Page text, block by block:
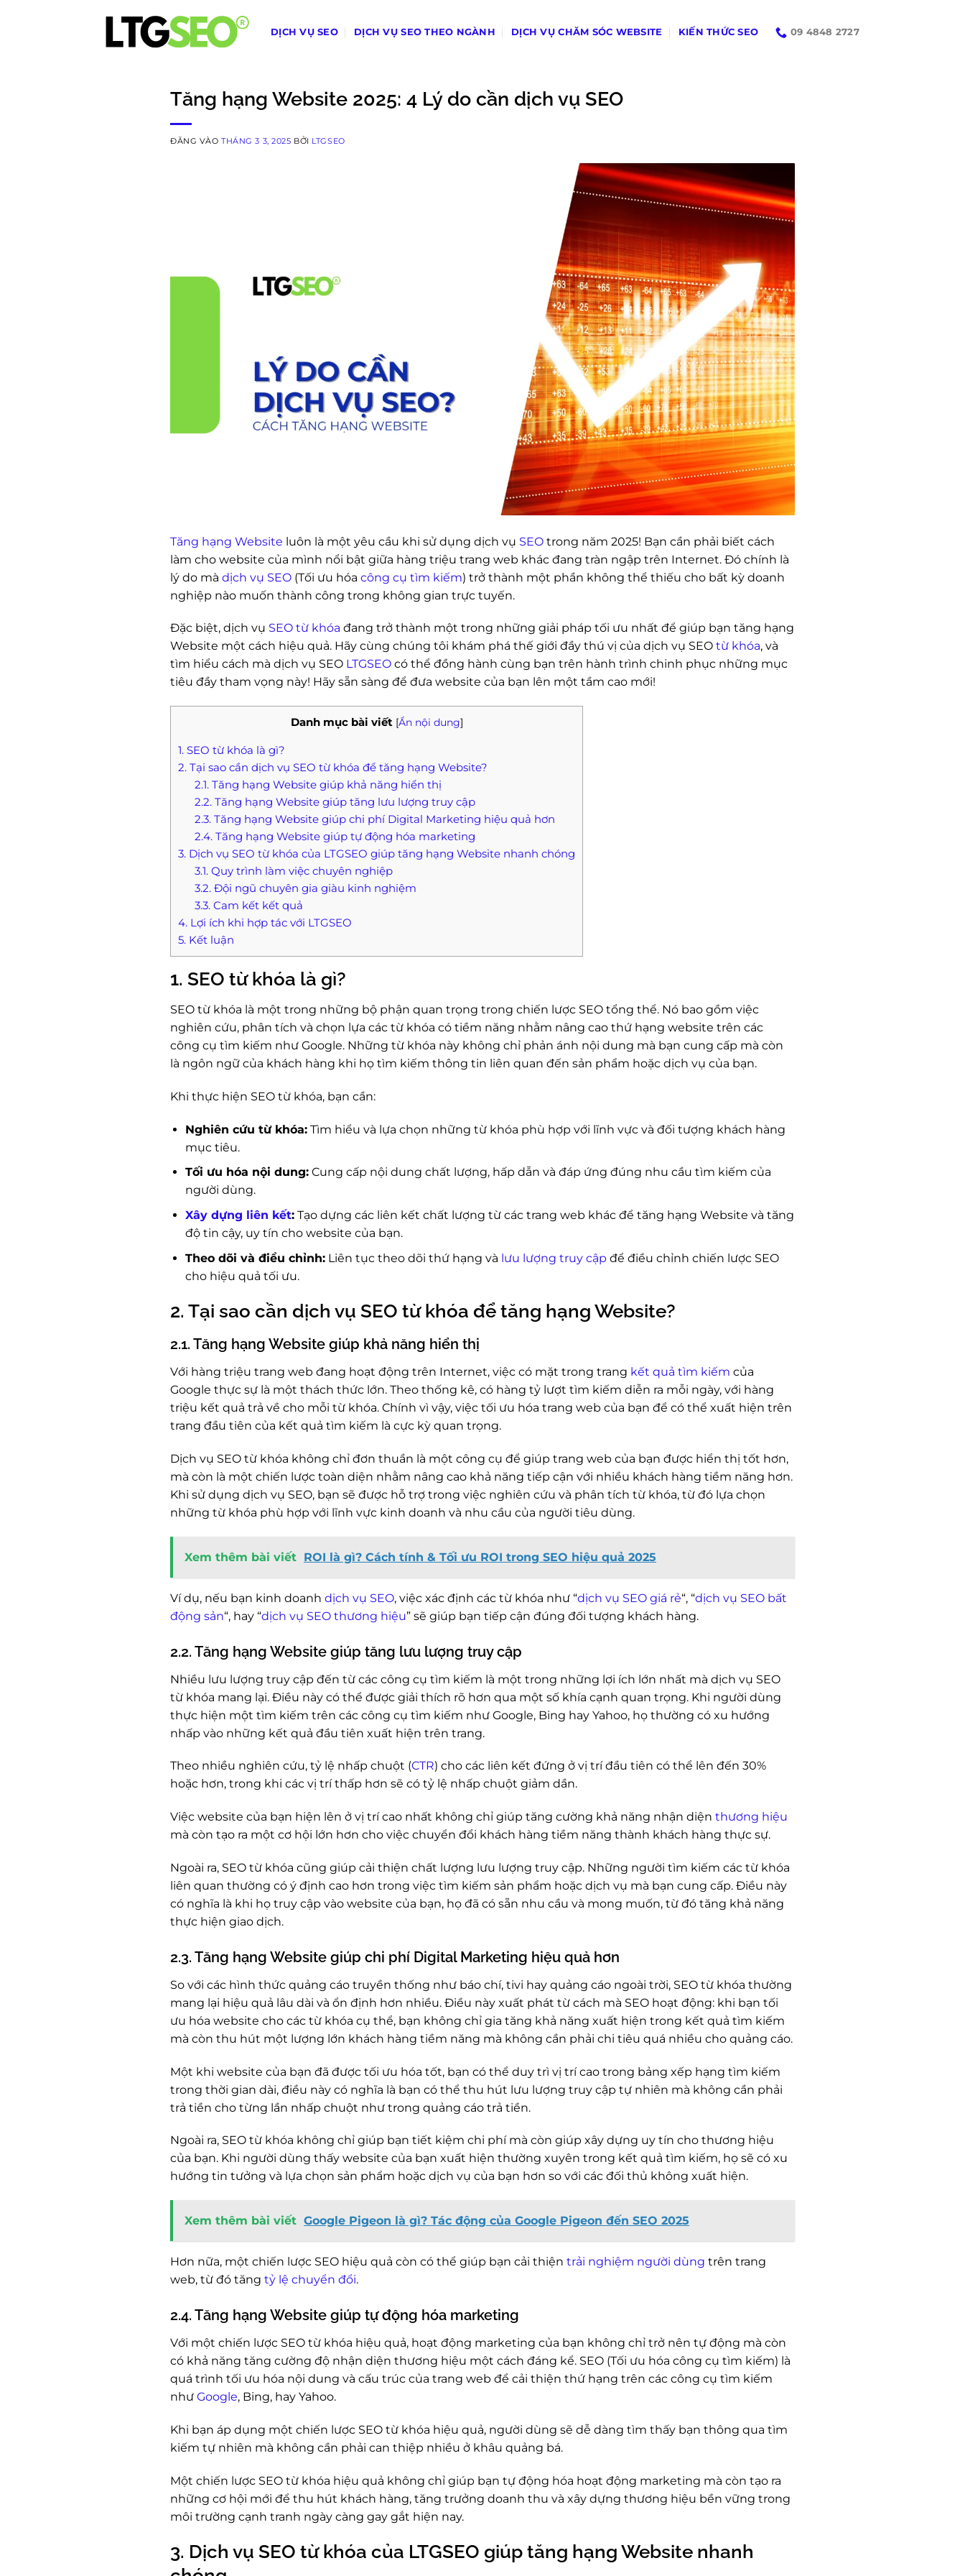
DỊCH VỤ SEO DỊCH VỤ SEO THEO NGÀNH DỊCH VỤ CHĂM SÓC WEBSITE KIẾN THỨC SEO 09 4848 2727
Tăng hạng Website 2025: 4 Lý do cần dịch vụ SEO
ĐĂNG VÀOTHÁNG 3 3, 2025 BỞI LTGSEO
Tăng hạng Website luôn là một yêu cầu khi sử dụng dịch vụ SEO trong năm 2025! Bạn cần phải biết cách
làm cho website của mình nổi bật giữa hàng triệu trang web khác đang tràn ngập trên Internet. Đó chính là
lý do mà dịch vụ SEO (Tối ưu hóa công cụ tìm kiếm) trở thành một phần không thể thiếu cho bất kỳ doanh
nghiệp nào muốn thành công trong không gian trực tuyến.
Đặc biệt, dịch vụ SEO từ khóa đang trở thành một trong những giải pháp tối ưu nhất để giúp bạn tăng hạng
Website một cách hiệu quả. Hãy cùng chúng tôi khám phá thế giới đầy thú vị của dịch vụ SEO từ khóa, và
tìm hiểu cách mà dịch vụ SEO LTGSEO có thể đồng hành cùng bạn trên hành trình chinh phục những mục
tiêu đầy tham vọng này! Hãy sẵn sàng để đưa website của bạn lên một tầm cao mới!
Danh mục bài viết [Ẩn nội dung]
1. SEO từ khóa là gì?
2. Tại sao cần dịch vụ SEO từ khóa để tăng hạng Website?
2.1. Tăng hạng Website giúp khả năng hiển thị
2.2. Tăng hạng Website giúp tăng lưu lượng truy cập
2.3. Tăng hạng Website giúp chi phí Digital Marketing hiệu quả hơn
2.4. Tăng hạng Website giúp tự động hóa marketing
3. Dịch vụ SEO từ khóa của LTGSEO giúp tăng hạng Website nhanh chóng
3.1. Quy trình làm việc chuyên nghiệp
3.2. Đội ngũ chuyên gia giàu kinh nghiệm
3.3. Cam kết kết quả
4. Lợi ích khi hợp tác với LTGSEO
5. Kết luận
1. SEO từ khóa là gì?
SEO từ khóa là một trong những bộ phận quan trọng trong chiến lược SEO tổng thể. Nó bao gồm việc
nghiên cứu, phân tích và chọn lựa các từ khóa có tiềm năng nhằm nâng cao thứ hạng website trên các
công cụ tìm kiếm như Google. Những từ khóa này không chỉ phản ánh nội dung mà bạn cung cấp mà còn
là ngôn ngữ của khách hàng khi họ tìm kiếm thông tin liên quan đến sản phẩm hoặc dịch vụ của bạn.
Khi thực hiện SEO từ khóa, bạn cần:
Nghiên cứu từ khóa:Tìm hiểu và lựa chọn những từ khóa phù hợp với lĩnh vực và đối tượng khách hàng
mục tiêu.
Tối ưu hóa nội dung:Cung cấp nội dung chất lượng, hấp dẫn và đáp ứng đúng nhu cầu tìm kiếm của
người dùng.
Xây dựng liên kết:Tạo dựng các liên kết chất lượng từ các trang web khác để tăng hạng Website và tăng
độ tin cậy, uy tín cho website của bạn.
Theo dõi và điều chỉnh:Liên tục theo dõi thứ hạng và lưu lượng truy cập để điều chỉnh chiến lược SEO
cho hiệu quả tối ưu.
2. Tại sao cần dịch vụ SEO từ khóa để tăng hạng Website?
2.1. Tăng hạng Website giúp khả năng hiển thị
Với hàng triệu trang web đang hoạt động trên Internet, việc có mặt trong trang kết quả tìm kiếm của
Google thực sự là một thách thức lớn. Theo thống kê, có hàng tỷ lượt tìm kiếm diễn ra mỗi ngày, với hàng
triệu kết quả trả về cho mỗi từ khóa. Chính vì vậy, việc tối ưu hóa trang web của bạn để có thể xuất hiện trên
trang đầu tiên của kết quả tìm kiếm là cực kỳ quan trọng.
Dịch vụ SEO từ khóa không chỉ đơn thuần là một công cụ để giúp trang web của bạn được hiển thị tốt hơn,
mà còn là một chiến lược toàn diện nhằm nâng cao khả năng tiếp cận với nhiều khách hàng tiềm năng hơn.
Khi sử dụng dịch vụ SEO, bạn sẽ được hỗ trợ trong việc nghiên cứu và phân tích từ khóa, từ đó lựa chọn
những từ khóa phù hợp với lĩnh vực kinh doanh và nhu cầu của người tiêu dùng.
Xem thêm bài viết ROI là gì? Cách tính & Tối ưu ROI trong SEO hiệu quả 2025
Ví dụ, nếu bạn kinh doanh dịch vụ SEO, việc xác định các từ khóa như “dịch vụ SEO giá rẻ“, “dịch vụ SEO bất
động sản“, hay “dịch vụ SEO thương hiệu” sẽ giúp bạn tiếp cận đúng đối tượng khách hàng.
2.2. Tăng hạng Website giúp tăng lưu lượng truy cập
Nhiều lưu lượng truy cập đến từ các công cụ tìm kiếm là một trong những lợi ích lớn nhất mà dịch vụ SEO
từ khóa mang lại. Điều này có thể được giải thích rõ hơn qua một số khía cạnh quan trọng. Khi người dùng
thực hiện một tìm kiếm trên các công cụ tìm kiếm như Google, Bing hay Yahoo, họ thường có xu hướng
nhấp vào những kết quả đầu tiên xuất hiện trên trang.
Theo nhiều nghiên cứu, tỷ lệ nhấp chuột (CTR) cho các liên kết đứng ở vị trí đầu tiên có thể lên đến 30%
hoặc hơn, trong khi các vị trí thấp hơn sẽ có tỷ lệ nhấp chuột giảm dần.
Việc website của bạn hiện lên ở vị trí cao nhất không chỉ giúp tăng cường khả năng nhận diện thương hiệu
mà còn tạo ra một cơ hội lớn hơn cho việc chuyển đổi khách hàng tiềm năng thành khách hàng thực sự.
Ngoài ra, SEO từ khóa cũng giúp cải thiện chất lượng lưu lượng truy cập. Những người tìm kiếm các từ khóa
liên quan thường có ý định cao hơn trong việc tìm kiếm sản phẩm hoặc dịch vụ mà bạn cung cấp. Điều này
có nghĩa là khi họ truy cập vào website của bạn, họ đã có sẵn nhu cầu và mong muốn, từ đó tăng khả năng
thực hiện giao dịch.
2.3. Tăng hạng Website giúp chi phí Digital Marketing hiệu quả hơn
So với các hình thức quảng cáo truyền thống như báo chí, tivi hay quảng cáo ngoài trời, SEO từ khóa thường
mang lại hiệu quả lâu dài và ổn định hơn nhiều. Điều này xuất phát từ cách mà SEO hoạt động: khi bạn tối
ưu hóa website cho các từ khóa cụ thể, bạn không chỉ gia tăng khả năng xuất hiện trong kết quả tìm kiếm
mà còn thu hút một lượng lớn khách hàng tiềm năng mà không cần phải chi tiêu quá nhiều cho quảng cáo.
Một khi website của bạn đã được tối ưu hóa tốt, bạn có thể duy trì vị trí cao trong bảng xếp hạng tìm kiếm
trong thời gian dài, điều này có nghĩa là bạn có thể thu hút lưu lượng truy cập tự nhiên mà không cần phải
trả tiền cho từng lần nhấp chuột như trong quảng cáo trả tiền.
Ngoài ra, SEO từ khóa không chỉ giúp bạn tiết kiệm chi phí mà còn giúp xây dựng uy tín cho thương hiệu
của bạn. Khi người dùng thấy website của bạn xuất hiện thường xuyên trong kết quả tìm kiếm, họ sẽ có xu
hướng tin tưởng và lựa chọn sản phẩm hoặc dịch vụ của bạn hơn so với các đối thủ không xuất hiện.
Xem thêm bài viết Google Pigeon là gì? Tác động của Google Pigeon đến SEO 2025
Hơn nữa, một chiến lược SEO hiệu quả còn có thể giúp bạn cải thiện trải nghiệm người dùng trên trang
web, từ đó tăng tỷ lệ chuyển đổi.
2.4. Tăng hạng Website giúp tự động hóa marketing
Với một chiến lược SEO từ khóa hiệu quả, hoạt động marketing của bạn không chỉ trở nên tự động mà còn
có khả năng tăng cường độ nhận diện thương hiệu một cách đáng kể. SEO (Tối ưu hóa công cụ tìm kiếm) là
quá trình tối ưu hóa nội dung và cấu trúc của trang web để cải thiện thứ hạng trên các công cụ tìm kiếm
như Google, Bing, hay Yahoo.
Khi bạn áp dụng một chiến lược SEO từ khóa hiệu quả, người dùng sẽ dễ dàng tìm thấy bạn thông qua tìm
kiếm tự nhiên mà không cần phải can thiệp nhiều ở khâu quảng bá.
Một chiến lược SEO từ khóa hiệu quả không chỉ giúp bạn tự động hóa hoạt động marketing mà còn tạo ra
những cơ hội mới để thu hút khách hàng, tăng trưởng doanh thu và xây dựng thương hiệu bền vững trong
môi trường cạnh tranh ngày càng gay gắt hiện nay.
3. Dịch vụ SEO từ khóa của LTGSEO giúp tăng hạng Website nhanh